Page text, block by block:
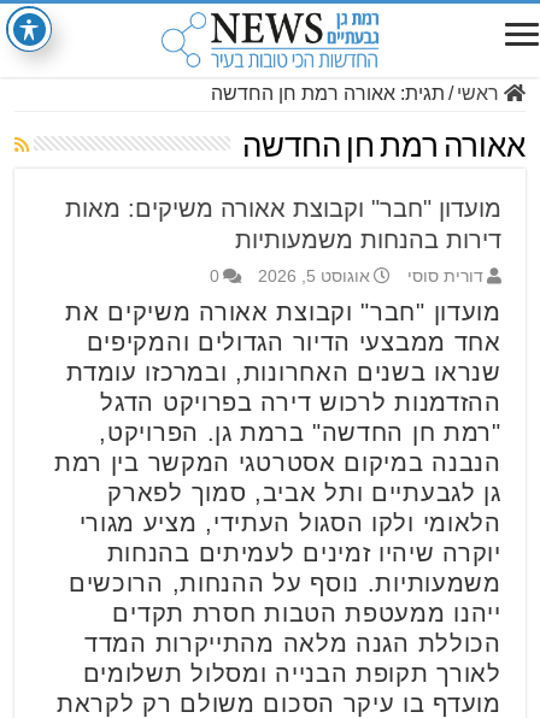
ראשי / תגית:אאורה רמת חן החדשה
אאורה רמת חן החדשה
מועדון "חבר" וקבוצת אאורה משיקים: מאות
דירות בהנחות משמעותיות
דורית סוסי אוגוסט 5, 2026 0
מועדון "חבר" וקבוצת אאורה משיקים את
אחד ממבצעי הדיור הגדולים והמקיפים
שנראו בשנים האחרונות, ובמרכזו עומדת
ההזדמנות לרכוש דירה בפרויקט הדגל
"רמת חן החדשה" ברמת גן. הפרויקט,
הנבנה במיקום אסטרטגי המקשר בין רמת
גן לגבעתיים ותל אביב, סמוך לפארק
הלאומי ולקו הסגול העתידי, מציע מגורי
יוקרה שיהיו זמינים לעמיתים בהנחות
משמעותיות. נוסף על ההנחות, הרוכשים
ייהנו ממעטפת הטבות חסרת תקדים
הכוללת הגנה מלאה מהתייקרות המדד
לאורך תקופת הבנייה ומסלול תשלומים
מועדף בו עיקר הסכום משולם רק לקראת